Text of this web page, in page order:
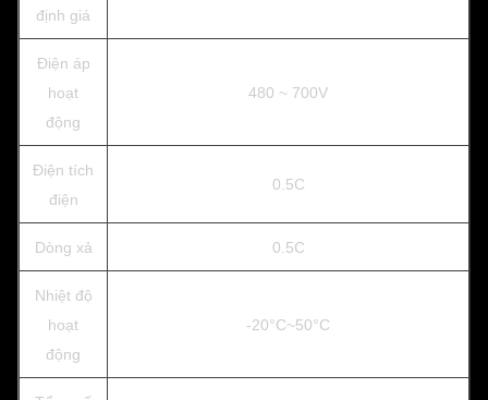
định giá
Điện áp
hoạt
động
480 ~ 700V
Điện tích
điện
0.5C
Dòng xả 0.5C
Nhiệt độ
hoạt
động
-20°C~50°C